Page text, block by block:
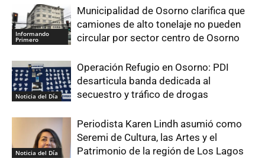
Informando
Primero
Municipalidad de Osorno clarifica que
camiones de alto tonelaje no pueden
circular por sector centro de Osorno
Noticia del Día
Operación Refugio en Osorno: PDI
desarticula banda dedicada al
secuestro y tráfico de drogas
Noticia del Día
Periodista Karen Lindh asumió como
Seremi de Cultura, las Artes y el
Patrimonio de la región de Los Lagos